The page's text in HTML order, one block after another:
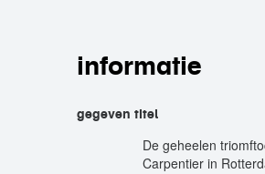
informatie
gegeven titel
De geheelen
Carpentier in